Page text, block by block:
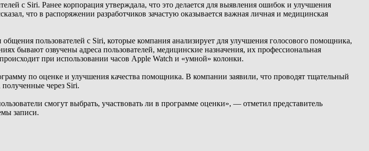
с Siri. Ранее корпорация утверждала, что это делается для выявления ошибок и улучшения
что в распоряжении разработчиков зачастую оказывается важная личная и медицинская
пользователей с Siri, которые компания анализирует для улучшения голосового помощника,
бывают озвучены адреса пользователей, медицинские назначения, их профессиональная
при использовании часов Apple Watch и «умной» колонки.
по оценке и улучшения качества помощника. В компании заявили, что проводят тщательный
полученные через Siri.
смогут выбрать, участвовать ли в программе оценки», — отметил представитель
записи.